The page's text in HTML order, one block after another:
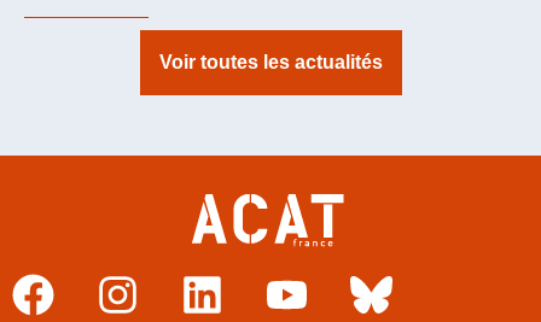
Voir toutes les actualités